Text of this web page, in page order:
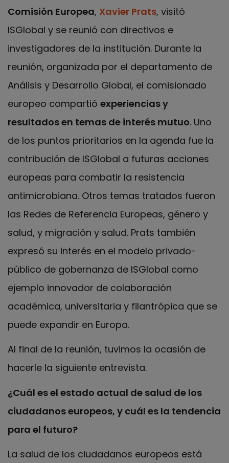
Comisión Europea, Xavier Prats, visitó
ISGlobal y se reunió con directivos e
investigadores de la institución. Durante la
reunión, organizada por el departamento de
Análisis y Desarrollo Global, el comisionado
europeo compartió experiencias y
resultados en temas de interés mutuo. Uno
de los puntos prioritarios en la agenda fue la
contribución de ISGlobal a futuras acciones
europeas para combatir la resistencia
antimicrobiana. Otros temas tratados fueron
las Redes de Referencia Europeas, género y
salud, y migración y salud. Prats también
expresó su interés en el modelo privado-
público de gobernanza de ISGlobal como
ejemplo innovador de colaboración
académica, universitaria y filantrópica que se
puede expandir en Europa.
Al final de la reunión, tuvimos la ocasión de
hacerle la siguiente entrevista.
¿Cuál es el estado actual de salud de los
ciudadanos europeos, y cuál es la tendencia
para el futuro?
La salud de los ciudadanos europeos está